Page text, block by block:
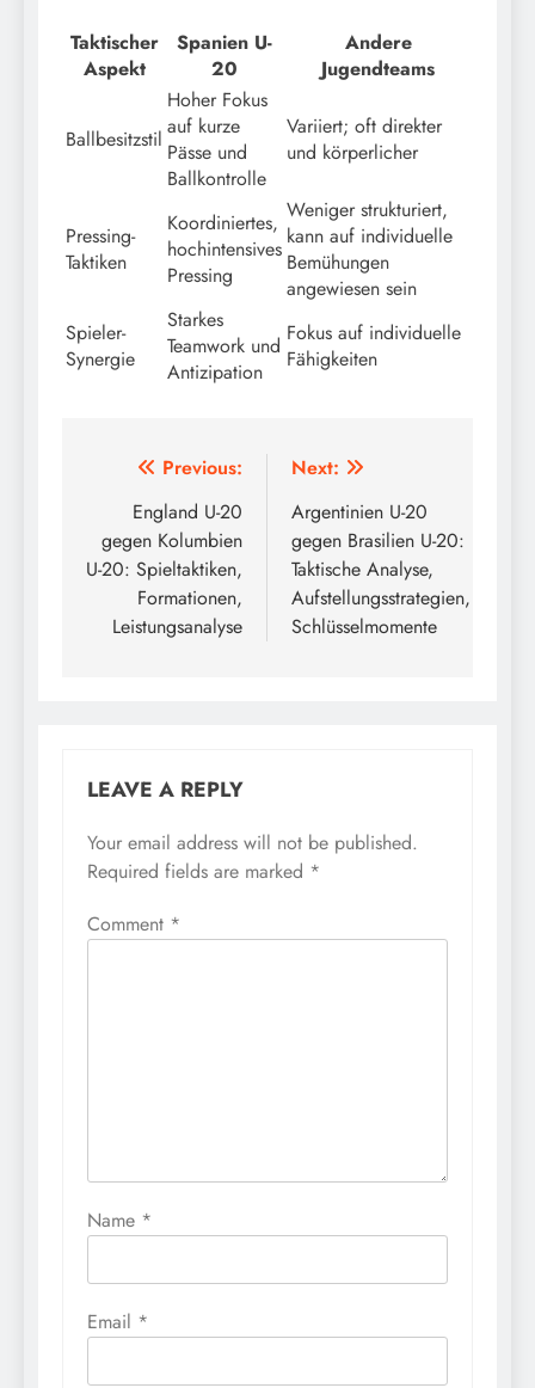
Taktischer
Aspekt
Spanien U-
20
Andere
Jugendteams
Ballbesitzstil
Hoher Fokus
auf kurze
Pässe und
Ballkontrolle
Variiert; oft direkter
und körperlicher
Pressing-
Taktiken
Koordiniertes,
hochintensives
Pressing
Weniger strukturiert,
kann auf individuelle
Bemühungen
angewiesen sein
Spieler-
Synergie
Starkes
Teamwork und
Antizipation
Fokus auf individuelle
Fähigkeiten
Post
navigation
Previous:
England U-20
gegen Kolumbien
U-20: Spieltaktiken,
Formationen,
Leistungsanalyse
Next:
Argentinien U-20
gegen Brasilien U-20:
Taktische Analyse,
Aufstellungsstrategien,
Schlüsselmomente
LEAVE A REPLY
Your email address will not be published.
Required fields are marked *
Comment *
Name *
Email *